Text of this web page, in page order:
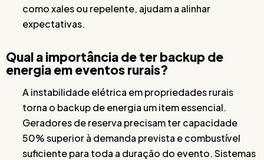
como xales ou repelente, ajudam a alinhar
expectativas.
Qual a importância de ter backup de
energia em eventos rurais?
A instabilidade elétrica em propriedades rurais
torna o backup de energia um item essencial.
Geradores de reserva precisam ter capacidade
50% superior à demanda prevista e combustível
suficiente para toda a duração do evento. Sistemas